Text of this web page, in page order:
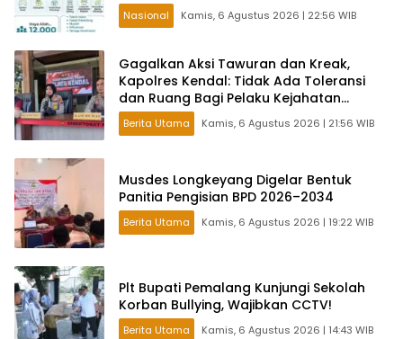
Nasional Kamis, 6 Agustus 2026 | 22:56 WIB
Gagalkan Aksi Tawuran dan Kreak,
Kapolres Kendal: Tidak Ada Toleransi
dan Ruang Bagi Pelaku Kejahatan
Jalanan
Berita Utama Kamis, 6 Agustus 2026 | 21:56 WIB
Musdes Longkeyang Digelar Bentuk
Panitia Pengisian BPD 2026–2034
Berita Utama Kamis, 6 Agustus 2026 | 19:22 WIB
Plt Bupati Pemalang Kunjungi Sekolah
Korban Bullying, Wajibkan CCTV!
Berita Utama Kamis, 6 Agustus 2026 | 14:43 WIB